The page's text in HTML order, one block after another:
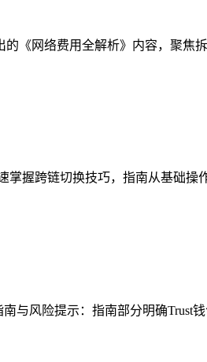
《网络费用全解析》内容，聚焦
握跨链切换技巧，指南从基础操
与风险提示：指南部分明确Trust